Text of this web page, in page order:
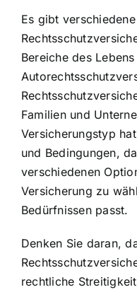
Es gibt
Bereiche des
Familien und
Versicherungstyp
und Bedingungen,
verschiedenen
Versicherung zu
Bedürfnissen passt.
Denken Sie daran,
rechtliche